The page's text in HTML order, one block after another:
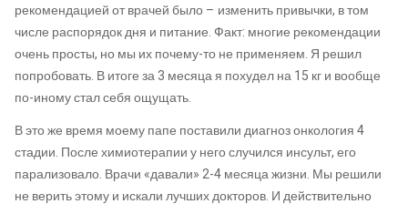
рекомендацией от врачей было – изменить привычки, в том
числе распорядок дня и питание. Факт: многие рекомендации
очень просты, но мы их почему-то не применяем. Я решил
попробовать. В итоге за 3 месяца я похудел на 15 кг и вообще
по-иному стал себя ощущать.
В это же время моему папе поставили диагноз онкология 4
стадии. После химиотерапии у него случился инсульт, его
парализовало. Врачи «давали» 2-4 месяца жизни. Мы решили
не верить этому и искали лучших докторов. И действительно